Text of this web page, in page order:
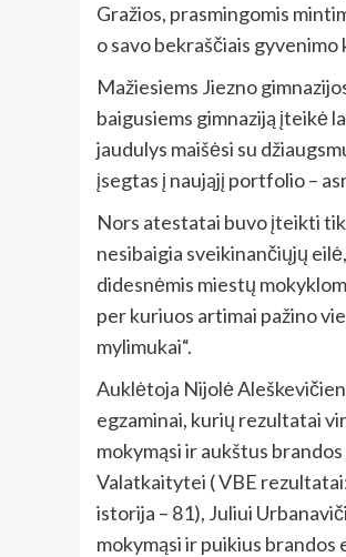
Gražios, prasmingomis
o savo bekraščiais
Mažiesiems Jiezno
baigusiems gimnaziją įteikė
jaudulys maišėsi su
įsegtas į naująjį portfolio –
Nors atestatai buvo įteikti
nesibaigia sveikinančiųjų
didesnėmis miestų
per kuriuos artimai pažino
mylimukai“.
Auklėtoja Nijolė
egzaminai, kurių rezultatai
mokymąsi ir aukštus
Valatkaitytei ( VBE
istorija – 81), Juliui
mokymąsi ir puikius